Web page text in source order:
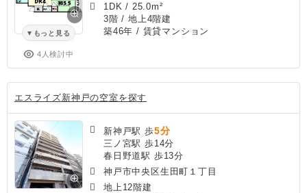
もっと見る
4人検討中
1DK / 25.0m²
3階 / 地上4階建
築46年 / 賃貸マンション
エスライズ新神戸の空室を探す
新神戸駅 歩5分
三ノ宮駅 歩14分
春日野道駅 歩13分
神戸市中央区生田町１丁目
地上12階建